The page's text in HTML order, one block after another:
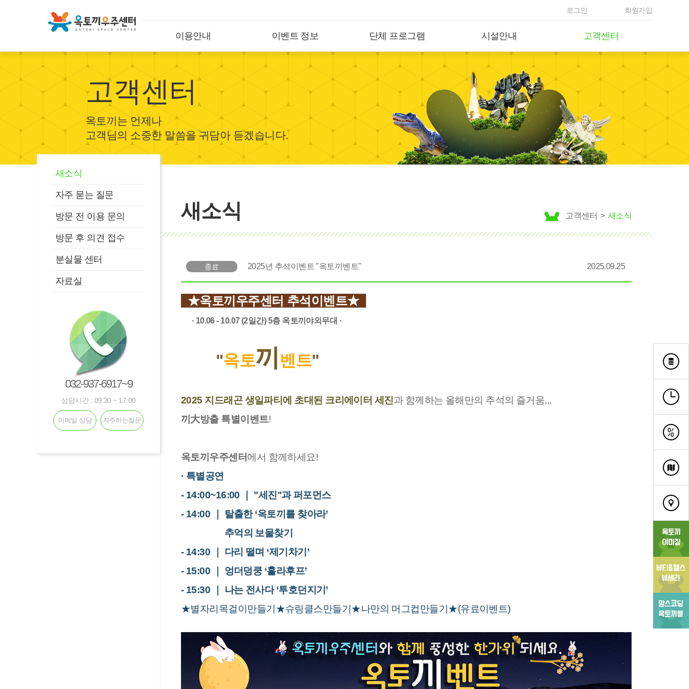
로그인 회원가입
이용안내 이벤트 정보 단체 프로그램 시설안내 고객센터
고객센터
옥토끼는 언제나
고객님의 소중한 말씀을 귀담아 듣겠습니다.
새소식
자주 묻는 질문
방문 전 이용 문의
방문 후 의견 접수
분실물 센터
자료실
032-937-6917~9
상담시간 : 09:30 ~ 17:00
이메일 상담 자주하는질문
새소식 고객센터 > 새소식
종료 2025년 추석이벤트 "옥토끼벤트" 2025.09.25
★옥토끼우주센터 추석이벤트★
· 10.06 - 10.07 (2일간) 5층 옥토끼야외무대 ·
"옥토끼벤트"
2025 지드래곤 생일파티에 초대된 크리에이터 세진과 함께하는 올해만의 추석의 즐거움,,,
끼大방출 특별이벤트!
옥토끼우주센터에서 함께하세요!
· 특별공연
- 14:00~16:00
"세진"과 퍼포먼스
- 14:00 ｜ 탈출한 ‘옥토끼를 찾아라’
추억의 보물찾기
- ​14:30 ｜ 다리 떨며 ‘제기차기’
- ​15:00 ｜ 엉더덩쿵 ‘훌라후프’
- ​15:30 ｜ 나는 전사다 ‘투호던지기’
★별자리목걸이만들기 ★슈링클스만들기 ★​나만의 머그컵만들기 ★(유료이벤트)